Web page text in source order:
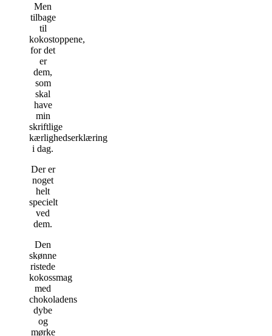
Men
tilbage
til
kokostoppene,
for det
er
dem,
som
skal
have
min
skriftlige
kærlighedserklæring
i dag.
Der er
noget
helt
specielt
ved
dem.
Den
skønne
ristede
kokossmag
med
chokoladens
dybe
og
mørke